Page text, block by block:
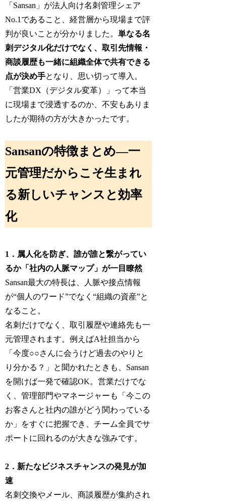
「Sansan」が法人向け名刺管理シェア
No.1であること、経営層から現場まで評
判が良いことが分かりました。単なる名
刺デジタル化だけでなく、取引先情報・
商談履歴も一緒に組織全体で共有できる
点が決め手となり、思い切って導入。
「営業DX（デジタル変革）」って本当
に現場まで浸透するのか、不安もありま
したが期待の方が大きかったです。
Sansanの特徴まとめ―一
元管理だからこそ生まれ
る新しいチャンスと効率
化
1．属人化を防ぎ、誰が誰と繋がってい
るか「社内の人脈マップ」が一目瞭然
Sansan最大の特長は、人脈や接点情報
が“個人のワード”でなく“組織の資産”と
なること。
名刺だけでなく、取引履歴や連絡先も一
元管理されます。例えばA社担当から
「今度○○さんに会うけど過去のやりと
り分かる？」と聞かれたときも、Sansan
を開けば一発で確認OK。営業だけでな
く、管理部門やマネージャーも「今この
お客さんと社内の誰がどう関わっている
か」をすぐに把握でき、チーム全員でサ
ポートに回れるのが大きな強みです。
2．新たなビジネスチャンスの発見が加
速
名刺交換やメール、商談履歴が集約され